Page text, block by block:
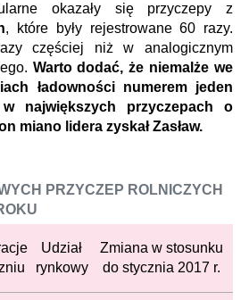
okazały się przyczepy z
, które były rejestrowane 60 razy.
częściej niż w analogicznym
Warto dodać, że niemalże we
ładowności numerem jeden
największych przyczepach o
miano lidera zyskał Zasław.
PRZYCZEP ROLNICZYCH
Udział
rynkowy
Zmiana w stosunku
do stycznia 2017 r.